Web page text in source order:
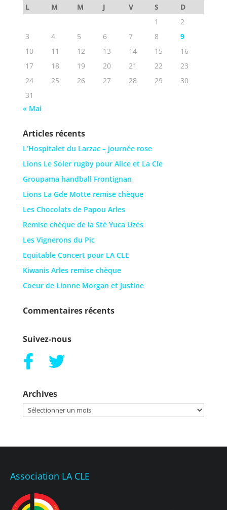
L M M J V S
D
1
2
3
4 5 6 7 8
9
10
11 12 13 14 15
16
17
18 19 20 21 22
23
24
25 26 27 28 29
30
31
« Mai
Articles récents
L’Hospitalet du Larzac – journée rose
Lions Le Soler rugby pour Alice et La Cle
Groupama handball Frontignan
Lions La Gde Motte remise chèque
Les Chocolats de Papou Arles
Remise chèque de la Sté Yuca Uzès
Les Vignerons du Pic
Equitable Concert pour LA CLE
Kiwanis Arles remise chèque
Coeur de Lionne Morgan et Justine
Commentaires récents
Suivez-nous
Archives
Archives
Association LA CLE